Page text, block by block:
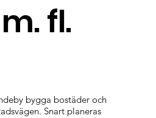
fl.
bygga bostäder och
Snart planeras